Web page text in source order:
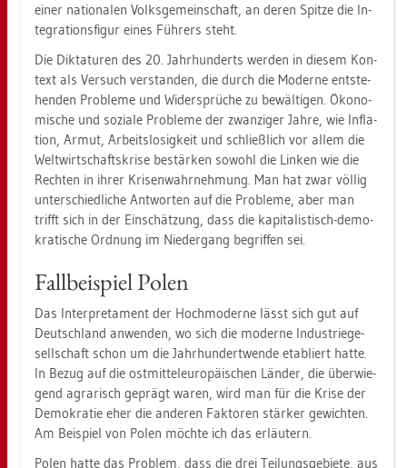
einer na­tio­na­len Volks­ge­mein­schaft, an deren Spit­ze die In­
te­gra­ti­ons­fi­gur eines Füh­rers steht.
Die Dik­ta­tu­ren des 20. Jahr­hun­derts wer­den in die­sem Kon­
text als Ver­such ver­stan­den, die durch die Mo­der­ne ent­ste­
hen­den Pro­ble­me und Wi­der­sprü­che zu be­wäl­ti­gen. Öko­no­
mi­sche und so­zia­le Pro­ble­me der zwan­zi­ger Jahre, wie In­fla­
ti­on, Armut, Ar­beits­lo­sig­keit und schließ­lich vor allem die
Welt­wirt­schafts­kri­se be­stär­ken so­wohl die Lin­ken wie die
Rech­ten in ihrer Kri­sen­wahr­neh­mung. Man hat zwar völ­lig
un­ter­schied­li­che Ant­wor­ten auf die Pro­ble­me, aber man
trifft sich in der Ein­schät­zung, dass die ka­pi­ta­lis­tisch-de­mo­
kra­ti­sche Ord­nung im Nie­der­gang be­grif­fen sei.
Fall­bei­spiel Polen
Das In­ter­pre­ta­ment der Hoch­mo­der­ne lässt sich gut auf
Deutsch­land an­wen­den, wo sich die mo­der­ne In­dus­trie­ge­
sell­schaft schon um die Jahr­hun­dert­wen­de eta­bliert hatte.
In Bezug auf die ost­mit­tel­eu­ro­päi­schen Län­der, die über­wie­
gend agra­risch ge­prägt waren, wird man für die Krise der
De­mo­kra­tie eher die an­de­ren Fak­to­ren stär­ker ge­wich­ten.
Am Bei­spiel von Polen möch­te ich das er­läu­tern.
Polen hatte das Pro­blem, dass die drei Tei­lungs­ge­bie­te, aus